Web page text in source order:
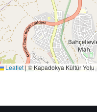
Leaflet|© Kapadokya Kültür Yolu